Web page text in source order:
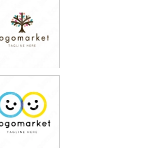
79,800円
(税込87,780円)
79,800円
(税込87,780円)